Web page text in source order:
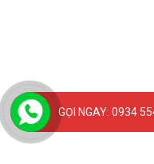
GỌI NGAY: 0934